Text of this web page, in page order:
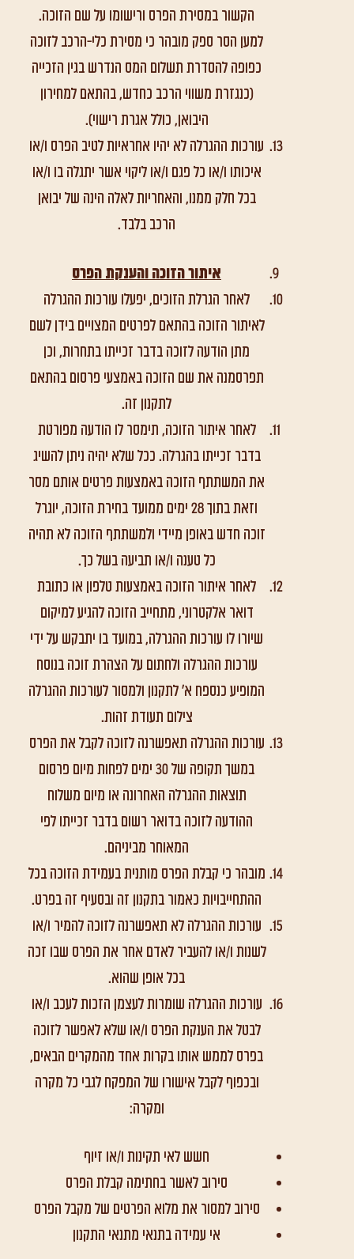
הקשור במסירת הפרס ורישומו על שם הזוכה.
למען הסר ספק מובהר כי מסירת כלי-הרכב לזוכה
כפופה להסדרת תשלום המס הנדרש בגין הזכייה
(כנגזרת משווי הרכב כחדש, בהתאם למחירון
היבואן, כולל אגרת רישוי).
עורכות ההגרלה לא יהיו אחראיות לטיב הפרס ו/או
איכותו ו/או כל פגם ו/או ליקוי אשר יתגלה בו ו/או
בכל חלק ממנו, והאחריות לאלה הינה של יבואן
הרכב בלבד.
איתור הזוכה והענקת הפרס
לאחר הגרלת הזוכים, יפעלו עורכות ההגרלה
לאיתור הזוכה בהתאם לפרטים המצויים בידן לשם
מתן הודעה לזוכה בדבר זכייתו בתחרות, וכן
תפרסמנה את שם הזוכה באמצעי פרסום בהתאם
לתקנון זה.
לאחר איתור הזוכה, תימסר לו הודעה מפורטת
בדבר זכייתו בהגרלה. ככל שלא יהיה ניתן להשיג
את המשתתף הזוכה באמצעות פרטים אותם מסר
וזאת בתוך 28 ימים ממועד בחירת הזוכה, יוגרל
זוכה חדש באופן מיידי ולמשתתף הזוכה לא תהיה
כל טענה ו/או תביעה בשל כך.
לאחר איתור הזוכה באמצעות טלפון או כתובת
דואר אלקטרוני, מתחייב הזוכה להגיע למיקום
שיורו לו עורכות ההגרלה, במועד בו יתבקש על ידי
עורכות ההגרלה ולחתום על הצהרת זוכה בנוסח
המופיע כנספח א' לתקנון ולמסור לעורכות ההגרלה
צילום תעודת זהות.
עורכות ההגרלה תאפשרנה לזוכה לקבל את הפרס
במשך תקופה של 30 ימים לפחות מיום פרסום
תוצאות ההגרלה האחרונה או מיום משלוח
ההודעה לזוכה בדואר רשום בדבר זכייתו לפי
המאוחר מביניהם.
מובהר כי קבלת הפרס מותנית בעמידת הזוכה בכל
ההתחייבויות כאמור בתקנון זה ובסעיף זה בפרט.
עורכות ההגרלה לא תאפשרנה לזוכה להמיר ו/או
לשנות ו/או להעביר לאדם אחר את הפרס שבו זכה
בכל אופן שהוא.
עורכות ההגרלה שומרות לעצמן הזכות לעכב ו/או
לבטל את הענקת הפרס ו/או שלא לאפשר לזוכה
בפרס לממש אותו בקרות אחד מהמקרים הבאים,
ובכפוף לקבל אישורו של המפקח לגבי כל מקרה
ומקרה:
חשש לאי תקינות ו/או זיוף
סירוב לאשר בחתימה קבלת הפרס
סירוב למסור את מלוא הפרטים של מקבל הפרס
אי עמידה בתנאי מתנאי התקנון